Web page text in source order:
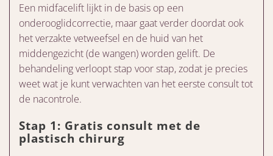
Een midfacelift lijkt in de basis op een
onderooglidcorrectie, maar gaat verder doordat ook
het verzakte vetweefsel en de huid van het
middengezicht (de wangen) worden gelift. De
behandeling verloopt stap voor stap, zodat je precies
weet wat je kunt verwachten van het eerste consult tot
de nacontrole.
Stap 1: Gratis consult met de
plastisch chirurg